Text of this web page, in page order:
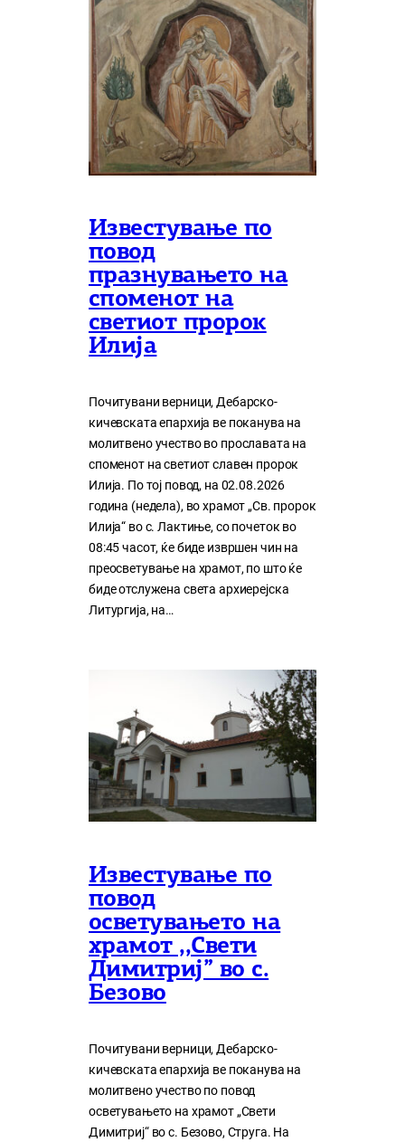
Известување по
повод
празнувањето на
споменот на
светиот пророк
Илија
Почитувани верници, Дебарско-
кичевската епархија ве поканува на
молитвено учество во прославата на
споменот на светиот славен пророк
Илија. По тој повод, на 02.08.2026
година (недела), во храмот „Св. пророк
Илија“ во с. Лактиње, со почеток во
08:45 часот, ќе биде извршен чин на
преосветување на храмот, по што ќе
биде отслужена света архиерејска
Литургија, на…
Известување по
повод
осветувањето на
храмот ,,Свети
Димитриј” во с.
Безово
Почитувани верници, Дебарско-
кичевската епархија ве поканува на
молитвено учество по повод
осветувањето на храмот „Свети
Димитриј“ во с. Безово, Струга. На